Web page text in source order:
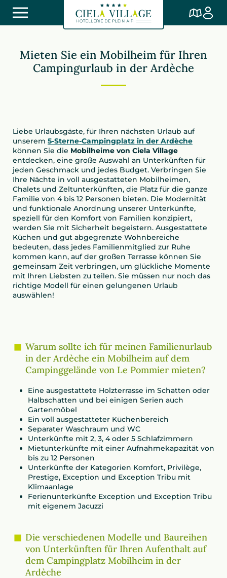
Mieten Sie ein Mobilheim für Ihren
Campingurlaub in der Ardèche
Liebe Urlaubsgäste, für Ihren nächsten Urlaub auf
unserem 5-Sterne-Campingplatz in der Ardèche
können Sie die Mobilheime von Ciela Village
entdecken, eine große Auswahl an Unterkünften für
jeden Geschmack und jedes Budget. Verbringen Sie
Ihre Nächte in voll ausgestatteten Mobilheimen,
Chalets und Zeltunterkünften, die Platz für die ganze
Familie von 4 bis 12 Personen bieten. Die Modernität
und funktionale Anordnung unserer Unterkünfte,
speziell für den Komfort von Familien konzipiert,
werden Sie mit Sicherheit begeistern. Ausgestattete
Küchen und gut abgegrenzte Wohnbereiche
bedeuten, dass jedes Familienmitglied zur Ruhe
kommen kann, auf der großen Terrasse können Sie
gemeinsam Zeit verbringen, um glückliche Momente
mit Ihren Liebsten zu teilen. Sie müssen nur noch das
richtige Modell für einen gelungenen Urlaub
auswählen!
Warum sollte ich für meinen Familienurlaub
in der Ardèche ein Mobilheim auf dem
Campinggelände von Le Pommier mieten?
Eine ausgestattete Holzterrasse im Schatten oder
Halbschatten und bei einigen Serien auch
Gartenmöbel
Ein voll ausgestatteter Küchenbereich
Separater Waschraum und WC
Unterkünfte mit 2, 3, 4 oder 5 Schlafzimmern
Mietunterkünfte mit einer Aufnahmekapazität von
bis zu 12 Personen
Unterkünfte der Kategorien Komfort, Privilège,
Prestige, Exception und Exception Tribu mit
Klimaanlage
Ferienunterkünfte Exception und Exception Tribu
mit eigenem Jacuzzi
Die verschiedenen Modelle und Baureihen
von Unterkünften für Ihren Aufenthalt auf
dem Campingplatz Mobilheim in der
Ardèche